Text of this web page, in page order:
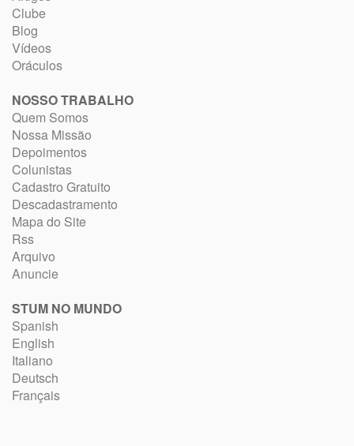
Clube
Blog
Vídeos
Oráculos
NOSSO TRABALHO
Quem Somos
Nossa Missão
Depoimentos
Colunistas
Cadastro Gratuito
Descadastramento
Mapa do Site
Rss
Arquivo
Anuncie
STUM NO MUNDO
Spanish
English
Italiano
Deutsch
Français